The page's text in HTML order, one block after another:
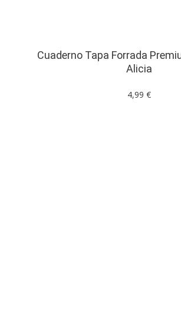
Cuaderno Tapa Forrada
Alicia
4,99 €